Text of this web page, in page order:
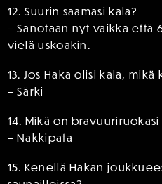
12. Suurin saamasi kala?
– Sanotaan nyt vaikka että
vielä uskoakin.
13. Jos Haka olisi kala, mikä
– Särki
14. Mikä on bravuuriruokasi
– Nakkipata
15. Kenellä Hakan